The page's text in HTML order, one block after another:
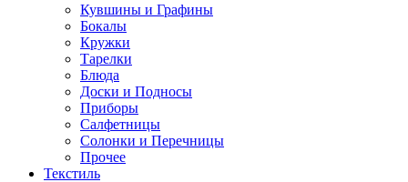
Кувшины и Графины
Бокалы
Кружки
Тарелки
Блюда
Доски и Подносы
Приборы
Салфетницы
Солонки и Перечницы
Прочее
Текстиль